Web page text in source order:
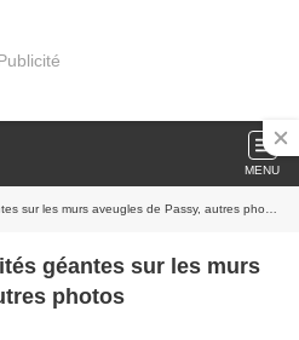
MENU
sur les murs aveugles de Passy, autres photos
géantes sur les murs
photos